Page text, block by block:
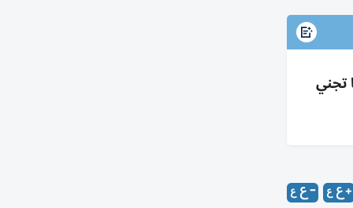
مشترٍ وروسيا تجني